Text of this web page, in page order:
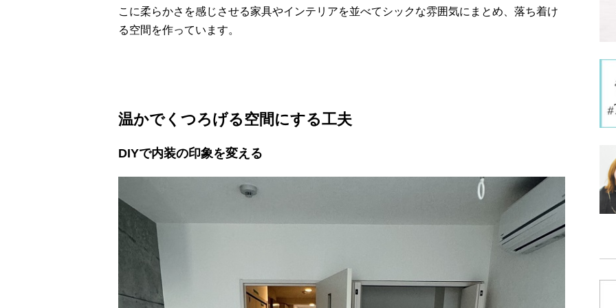
こに柔らかさを感じさせる家具やインテリアを並べてシックな雰囲気にまとめ、落ち着け
る空間を作っています。
温かでくつろげる空間にする工夫
DIYで内装の印象を変える